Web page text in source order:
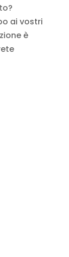
ai vostri
è